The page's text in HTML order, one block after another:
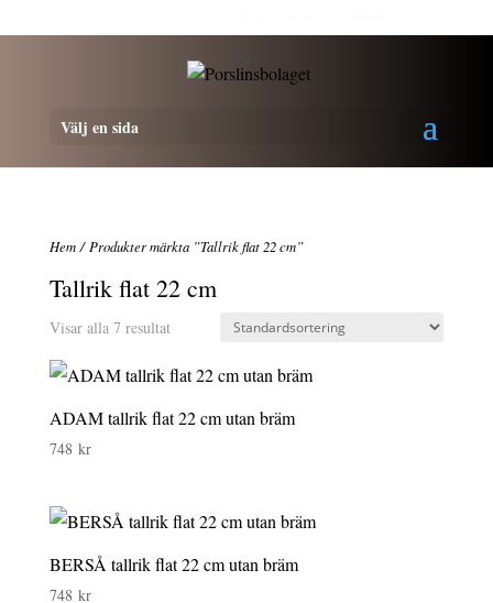
Välj en sida
Hem/ Produkter märkta ”Tallrik flat 22 cm”
Tallrik flat 22 cm
Visar alla 7 resultat
ADAM tallrik flat 22 cm utan bräm
748 kr
BERSÅ tallrik flat 22 cm utan bräm
748 kr